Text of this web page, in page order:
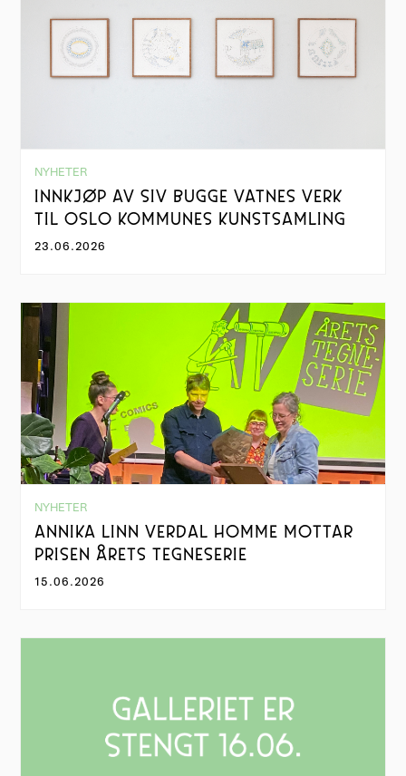
NYHETER
INNKJØP AV SIV BUGGE VATNES VERK
TIL OSLO KOMMUNES KUNSTSAMLING
23.06.2026
NYHETER
ANNIKA LINN VERDAL HOMME MOTTAR
PRISEN ÅRETS TEGNESERIE
15.06.2026